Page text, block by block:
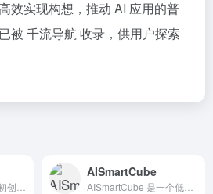
效实现构想，推动 AI 应用的普
被 千流导航 收录，供用户探索
AISmartCube